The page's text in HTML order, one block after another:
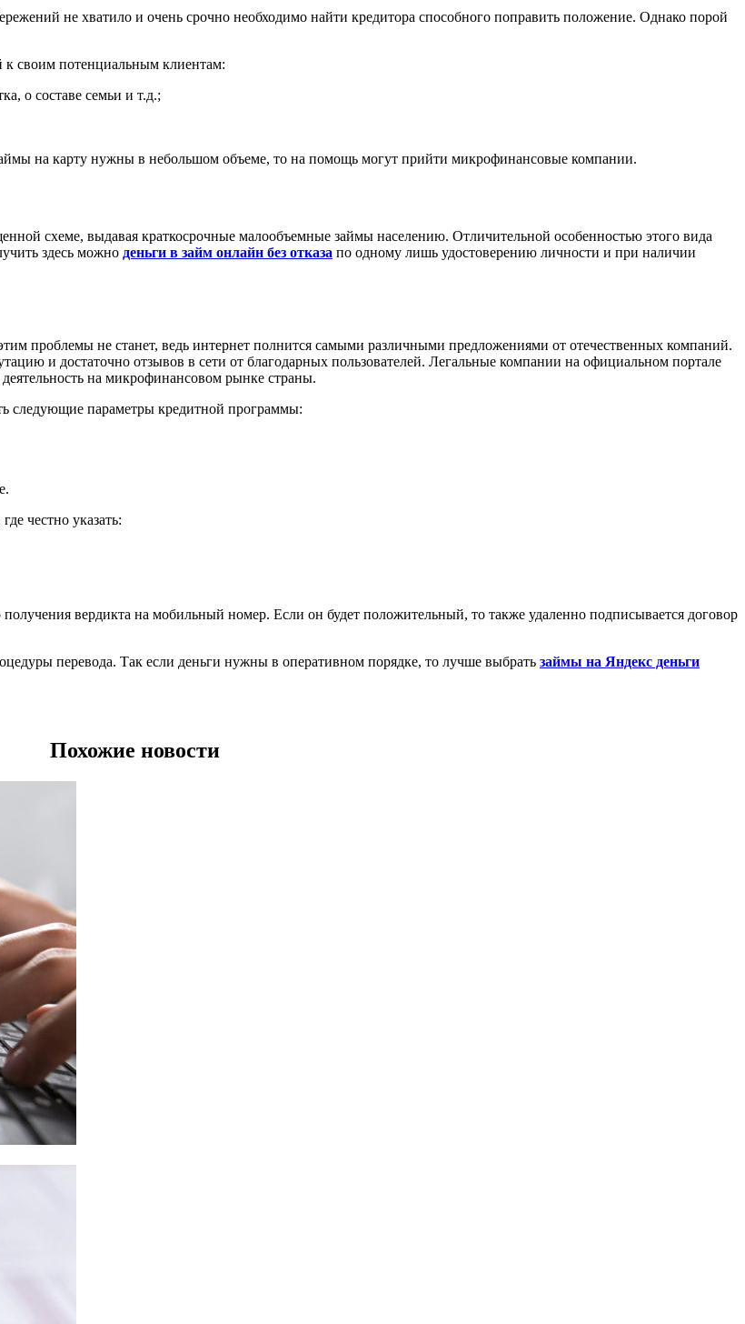
не хватило и очень срочно необходимо найти кредитора способного поправить положение. Однако порой
своим потенциальным клиентам:
о составе семьи и т.д.;
на карту нужны в небольшом объеме, то на помощь могут прийти микрофинансовые компании.
схеме, выдавая краткосрочные малообъемные займы населению. Отличительной особенностью этого вида
здесь можно деньги в займ онлайн без отказа по одному лишь удостоверению личности и при наличии
проблемы не станет, ведь интернет полнится самыми различными предложениями от отечественных компаний.
и достаточно отзывов в сети от благодарных пользователей. Легальные компании на официальном портале
на микрофинансовом рынке страны.
следующие параметры кредитной программы:
честно указать:
получения вердикта на мобильный номер. Если он будет положительный, то также удаленно подписывается договор
перевода. Так если деньги нужны в оперативном порядке, то лучше выбрать займы на Яндекс деньги
Похожие новости